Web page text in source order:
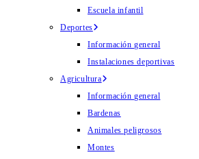
Escuela infantil
Deportes
Información general
Instalaciones deportivas
Agricultura
Información general
Bardenas
Animales peligrosos
Montes